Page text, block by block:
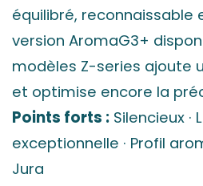
équilibré, reconnaissable
version AromaG3+
modèles Z-series ajoute
et optimise encore la
Points forts : Silencieux ·
exceptionnelle · Profil
Jura